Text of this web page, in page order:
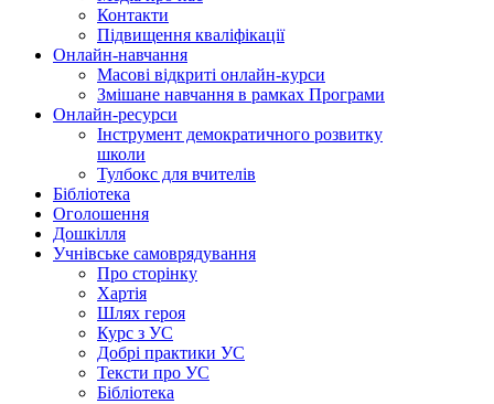
Контакти
Підвищення кваліфікації
Онлайн-навчання
Масові відкриті онлайн-курси
Змішане навчання в рамках Програми
Онлайн-ресурси
Інструмент демократичного розвитку
школи
Тулбокс для вчителів
Бібліотека
Оголошення
Дошкілля
Учнівське самоврядування
Про сторінку
Хартія
Шлях героя
Курс з УС
Добрі практики УС
Тексти про УС
Бібліотека